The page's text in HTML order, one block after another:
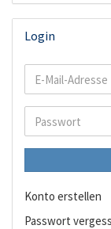
Login
E-
Mail-
Passwort
Konto erstellen
Passwort